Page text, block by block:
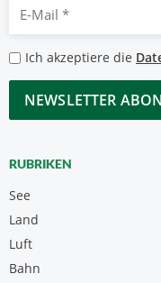
Mail
*
*
Ich akzeptiere die
CAPTCHA
RUBRIKEN
See
Land
Luft
Bahn